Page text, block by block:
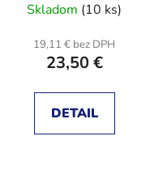
Skladom (10 ks)
19,11 € bez DPH
23,50 €
DETAIL